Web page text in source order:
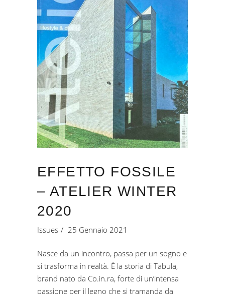
EFFETTO FOSSILE
– ATELIER WINTER
2020
Issues 25 Gennaio 2021
Nasce da un incontro, passa per un sogno e
si trasforma in realtà. È la storia di Tabula,
brand nato da Co.in.ra, forte di un’intensa
passione per il legno che si tramanda da